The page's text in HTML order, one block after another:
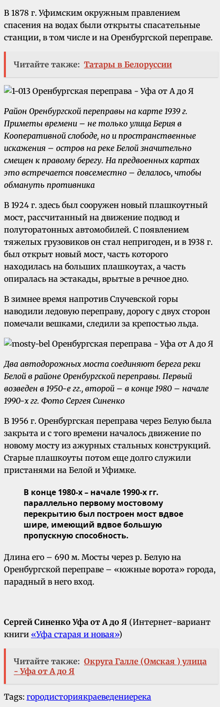
В 1878 г. Уфимским окружным правлением
спасения на водах были открыты спасательные
станции, в том числе и на Оренбургской переправе.
Читайте также: Татары в Белоруссии
Район Оренбургской переправы на карте 1939 г.
Приметы времени – не только улица Берия в
Кооперативной слободе, но и пространственные
искажения – остров на реке Белой значительно
смещен к правому берегу. На предвоенных картах
это встречается повсеместно – делалось, чтобы
обмануть противника
В 1924 г. здесь был сооружен новый плашкоутный
мост, рассчитанный на движение подвод и
полуторатонных автомобилей. С появлением
тяжелых грузовиков он стал непригоден, и в 1938 г.
был открыт новый мост, часть которого
находилась на больших плашкоутах, а часть
опиралась на эстакады, врытые в речное дно.
В зимнее время напротив Случевской горы
наводили ледовую переправу, дорогу с двух сторон
помечали вешками, следили за крепостью льда.
Два автодорожных моста соединяют берега реки
Белой в районе Оренбургской переправы. Первый
возведен в 1950-е гг., второй – в конце 1980 – начале
1990-х гг. Фото Сергея Синенко
В 1956 г. Оренбургская переправа через Белую была
закрыта и с того времени началось движение по
новому мосту из ажурных стальных конструкций.
Старые плашкоуты потом еще долго служили
пристанями на Белой и Уфимке.
В конце 1980-х – начале 1990-х гг.
параллельно первому мостовому
перекрытию был построен мост вдвое
шире, имеющий вдвое большую
пропускную способность.
Длина его – 690 м. Мосты через р. Белую на
Оренбургской переправе – «южные ворота» города,
парадный в него вход.
Сергей Синенко Уфа от А до Я (Интернет-вариант
книги «Уфа старая и новая»)
Читайте также: Округа Галле (Омская ) улица
- Уфа от А до Я
Tags: городисториякраеведениерека